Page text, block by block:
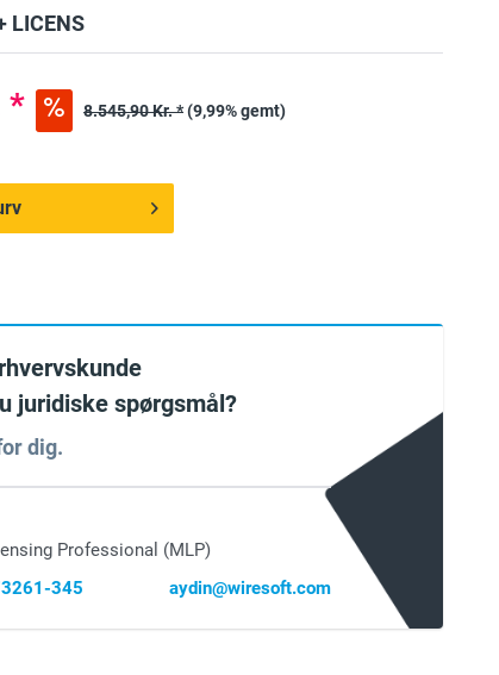
LICENS
* 8.545,90 Kr. *(9,99% gemt)
juridiske spørgsmål?
dig.
Professional (MLP)
345
aydin@wiresoft.com